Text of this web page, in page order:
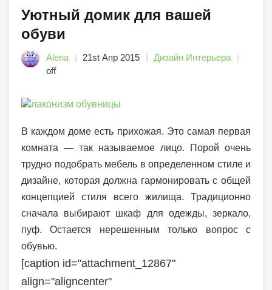
Уютный домик для вашей
обуви
Alena 21st Апр 2015
Дизайн Интерьера
off
В каждом доме есть прихожая. Это самая первая
комната — так называемое лицо. Порой очень
трудно подобрать мебель в определенном стиле и
дизайне, которая должна гармонировать с общей
концепцией стиля всего жилища. Традиционно
сначала выбирают шкаф для одежды, зеркало,
пуф. Остается нерешенным только вопрос с
обувью.
[caption id="attachment_12867"
align="aligncenter"